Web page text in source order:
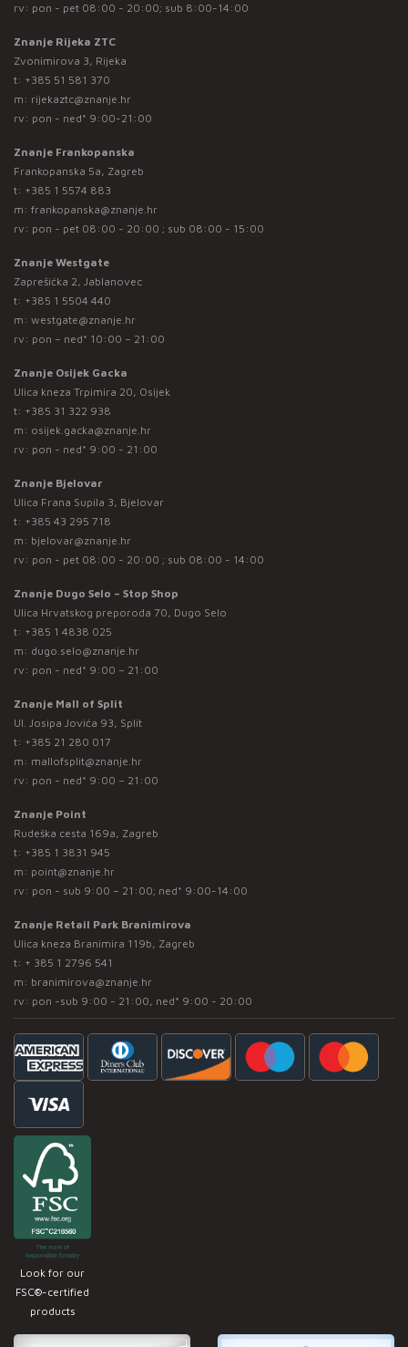
rv: pon - pet 08:00 - 20:00; sub 8:00-14:00
Znanje Rijeka ZTC
Zvonimirova 3, Rijeka
t: +385 51 581 370
m: rijekaztc@znanje.hr
rv: pon - ned* 9:00-21:00
Znanje Frankopanska
Frankopanska 5a, Zagreb
t: +385 1 5574 883
m: frankopanska@znanje.hr
rv: pon - pet 08:00 - 20:00 ; sub 08:00 - 15:00
Znanje Westgate
Zaprešićka 2, Jablanovec
t: +385 1 5504 440
m: westgate@znanje.hr
rv: pon – ned* 10:00 – 21:00
Znanje Osijek Gacka
Ulica kneza Trpimira 20, Osijek
t: +385 31 322 938
m: osijek.gacka@znanje.hr
rv: pon - ned* 9:00 - 21:00
Znanje Bjelovar
Ulica Frana Supila 3, Bjelovar
t: +385 43 295 718
m: bjelovar@znanje.hr
rv: pon - pet 08:00 - 20:00 ; sub 08:00 - 14:00
Znanje Dugo Selo – Stop Shop
Ulica Hrvatskog preporoda 70, Dugo Selo
t: +385 1 4838 025
m: dugo.selo@znanje.hr
rv: pon - ned* 9:00 – 21:00
Znanje Mall of Split
Ul. Josipa Jovića 93, Split
t: +385 21 280 017
m: mallofsplit@znanje.hr
rv: pon - ned* 9:00 – 21:00
Znanje Point
Rudeška cesta 169a, Zagreb
t: +385 1 3831 945
m: point@znanje.hr
rv: pon - sub 9:00 – 21:00; ned* 9:00-14:00
Znanje Retail Park Branimirova
Ulica kneza Branimira 119b, Zagreb
t: + 385 1 2796 541
m: branimirova@znanje.hr
rv: pon -sub 9:00 - 21:00, ned* 9:00 - 20:00
Look for our
FSC®-certified
products